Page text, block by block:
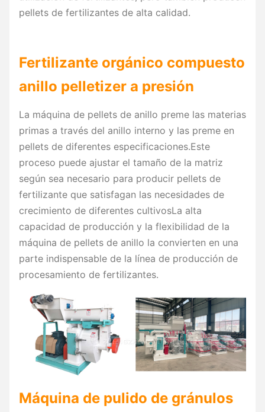
pellets de fertilizantes de alta calidad.
Fertilizante orgánico compuesto
anillo pelletizer a presión
La máquina de pellets de anillo preme las materias
primas a través del anillo interno y las preme en
pellets de diferentes especificaciones.Este
proceso puede ajustar el tamaño de la matriz
según sea necesario para producir pellets de
fertilizante que satisfagan las necesidades de
crecimiento de diferentes cultivosLa alta
capacidad de producción y la flexibilidad de la
máquina de pellets de anillo la convierten en una
parte indispensable de la línea de producción de
procesamiento de fertilizantes.
Máquina de pulido de gránulos